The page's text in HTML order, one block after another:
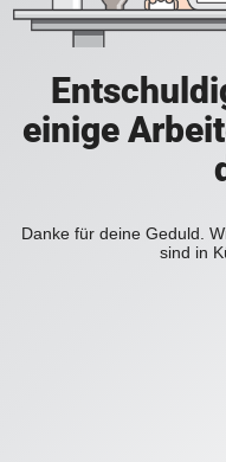
einige
Danke für deine Geduld.
sind in